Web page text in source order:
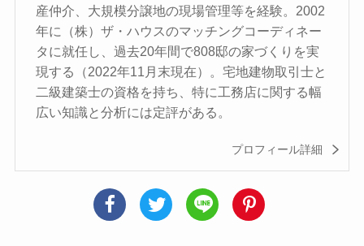
産仲介、大規模分譲地の現場管理等を経験。2002
年に（株）ザ・ハウスのマッチングコーディネー
タに就任し、過去20年間で808邸の家づくりを実
現する（2022年11月末現在）。宅地建物取引士と
二級建築士の資格を持ち、特に工務店に関する幅
広い知識と分析には定評がある。
プロフィール詳細